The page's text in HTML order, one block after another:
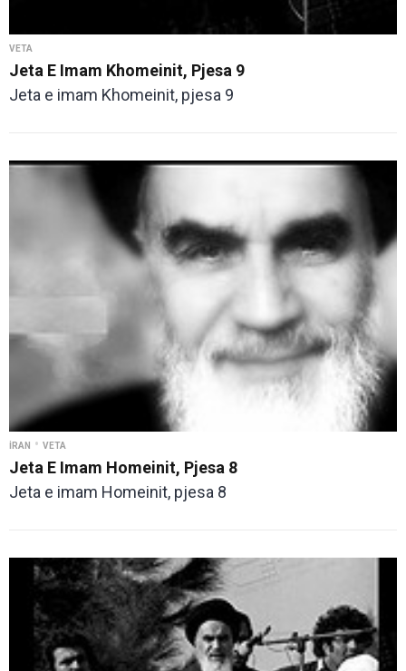
VETA
Jeta E Imam Khomeinit, Pjesa 9
Jeta e imam Khomeinit, pjesa 9
İRAN • VETA
Jeta E Imam Homeinit, Pjesa 8
Jeta e imam Homeinit, pjesa 8